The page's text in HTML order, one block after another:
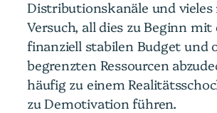
Distributionskanäle und vieles
Versuch, all dies zu Beginn mit
finanziell stabilen Budget und
begrenzten Ressourcen
häufig zu einem
zu Demotivation führen.